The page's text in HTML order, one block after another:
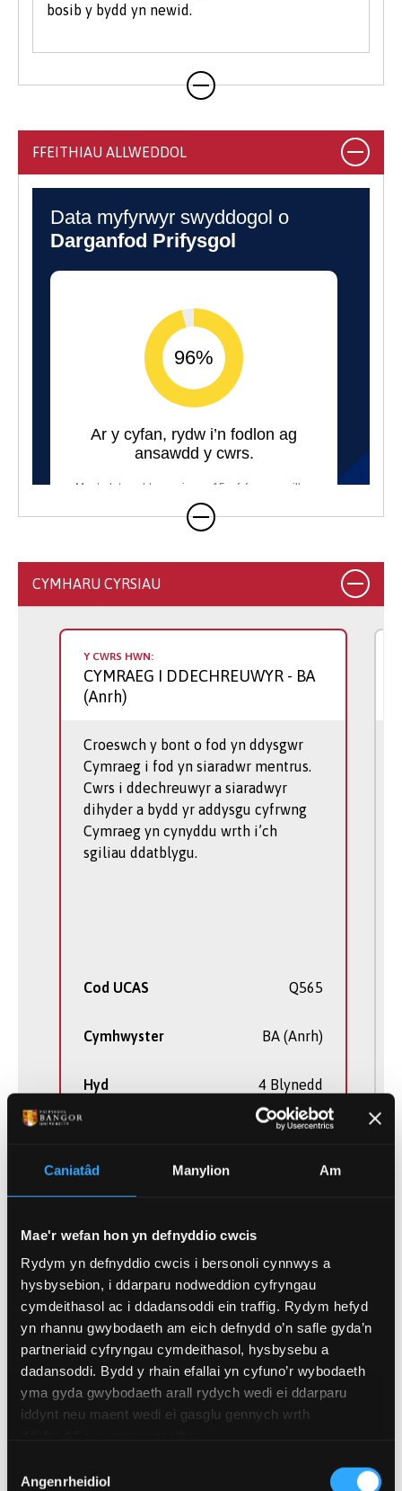
Caniatâd Manylion Am
Mae'r wefan hon yn defnyddio cwcis
Rydym yn defnyddio cwcis i bersonoli cynnwys a
hysbysebion, i ddarparu nodweddion cyfryngau
cymdeithasol ac i ddadansoddi ein traffig. Rydym hefyd
yn rhannu gwybodaeth am eich defnydd o’n safle gyda’n
partneriaid cyfryngau cymdeithasol, hysbysebu a
dadansoddi. Bydd y rhain efallai yn cyfuno’r wybodaeth
yma gyda gwybodaeth arall rydych wedi ei ddarparu
iddynt neu maent wedi ei gasglu gennych wrth
Caniatâd
Angenrheidiol
bosib y bydd yn newid.
FFEITHIAU ALLWEDDOL
CYMHARU CYRSIAU
Y CWRS HWN:
CYMRAEG I DDECHREUWYR - BA
(Anrh)
Croeswch y bont o fod yn ddysgwr
Cymraeg i fod yn siaradwr mentrus.
Cwrs i ddechreuwyr a siaradwyr
dihyder a bydd yr addysgu cyfrwng
Cymraeg yn cynyddu wrth i’ch
sgiliau ddatblygu.
Cod UCAS Q565
Cymhwyster BA (Anrh)
Hyd 4 Blynedd
Llawn Amser, Rhan
1(of 14)